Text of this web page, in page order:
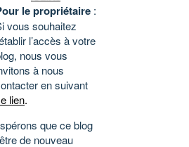
le propriétaire :
vous souhaitez
l’accès à votre
nous vous
à nous
en suivant
lien.
que ce blog
de nouveau